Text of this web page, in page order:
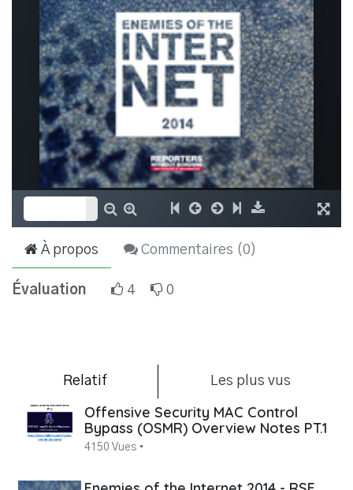
Relatif Les plus vus
Offensive Security MAC Control
Bypass (OSMR) Overview Notes PT.1
4150 Vues •
À propos Commentaires (0)
Évaluation 4 0